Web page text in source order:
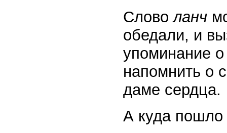
Словоланч
обедали, и
упоминание
напомнить о
даме сердца.
А куда пошло